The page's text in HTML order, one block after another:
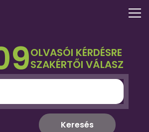
OLVASÓI KÉRDÉSRE
SZAKÉRTŐI VÁLASZ